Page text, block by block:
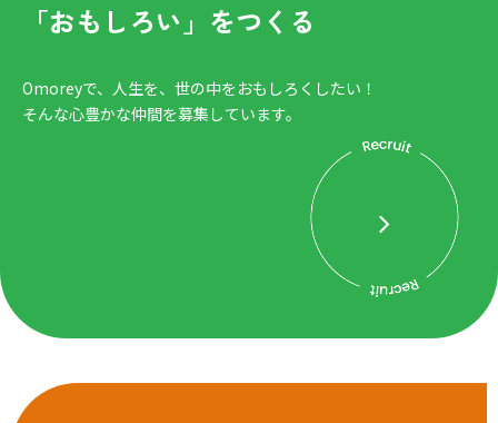
「おもしろい」をつくる
Omoreyで、人生を、世の中をおもしろくしたい！
そんな心豊かな仲間を募集しています。